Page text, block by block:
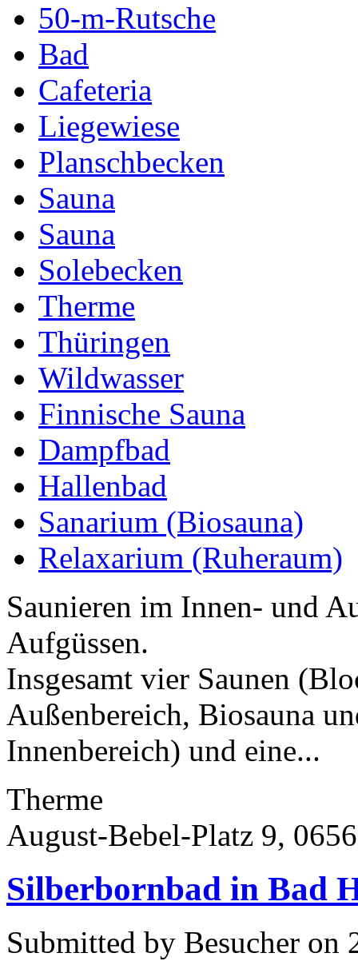
50-m-Rutsche
Bad
Cafeteria
Liegewiese
Planschbecken
Sauna
Sauna
Solebecken
Therme
Thüringen
Wildwasser
Finnische Sauna
Dampfbad
Hallenbad
Sanarium (Biosauna)
Relaxarium (Ruheraum)
Saunieren im Innen- und
Aufgüssen.
Insgesamt vier Saunen
Außenbereich, Biosauna
Innenbereich) und eine...
Therme
August-Bebel-Platz 9,
Silberbornbad in Bad
Submitted by Besucher on